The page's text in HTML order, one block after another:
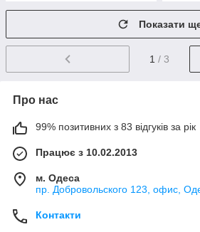
Показати
1 / 3
Про нас
99% позитивних з 83 відгуків за рік
Працює з 10.02.2013
м. Одеса
пр. Добровольского 123, офис,
Контакти